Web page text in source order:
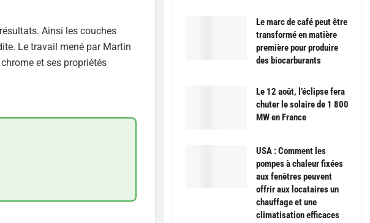
Ainsi les couches
Le travail mené par Martin
et ses propriétés
Le marc de café peut être
transformé en matière
première pour produire
des biocarburants
Le 12 août, l’éclipse fera
chuter le solaire de 1 800
MW en France
USA : Comment les
pompes à chaleur fixées
aux fenêtres peuvent
offrir aux locataires un
chauffage et une
climatisation efficaces